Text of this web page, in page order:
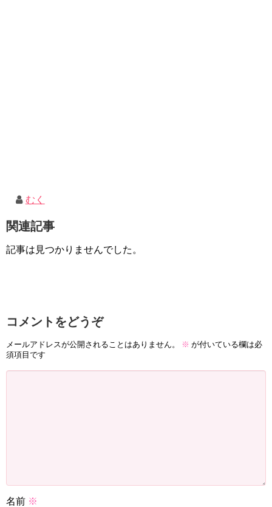
むく
関連記事
記事は見つかりませんでした。
コメントをどうぞ
メールアドレスが公開されることはありません。 ※ が付いている欄は必
須項目です
名前 ※